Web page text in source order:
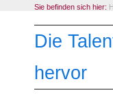
Sie befinden sich hier:
Die
hervor